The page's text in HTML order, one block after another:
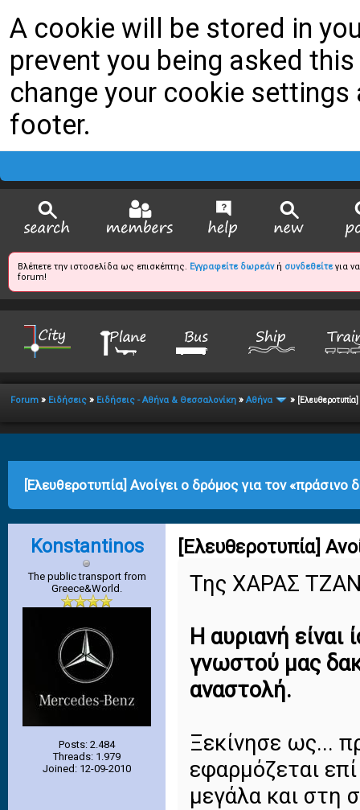
A cookie will be stored in
prevent you being asked
change your cookie
footer.
Βλέπετε την ιστοσελίδα ως επισκέπτης. Εγγραφείτε δωρεάνή συνδεθείτεγια
forum!
Forum » Ειδήσεις » Ειδήσεις - Αθήνα & Θεσσαλονίκη » Αθήνα » [Ελευθεροτυπία]
[Ελευθεροτυπία] Ανοίγει ο δρόμος για τον «πράσινο
Konstantinos
The public transport from
Greece&World.
Posts: 2.484
Threads: 1.979
Joined: 12-09-2010
[Ελευθεροτυπία]
Της ΧΑΡΑΣ
Η αυριανή είναι
γνωστού μας
αναστολή.
Ξεκίνησε ως...
εφαρμόζεται
μεγάλα και στη